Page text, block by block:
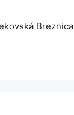
Breznica